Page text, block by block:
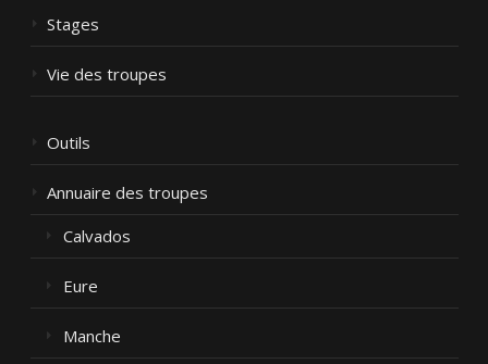
Stages
Vie des troupes
Outils
Annuaire des troupes
Calvados
Eure
Manche